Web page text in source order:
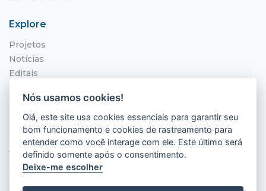
Explore
Projetos
Notícias
Editais
Localização
Hospital Universitário Onofre Lopes - HUOL
Av. Nilo Peçanha, 620 - Petrópolis
Natal - RN, 59012-300
Nós usamos cookies!
Olá, este site usa cookies essenciais para garantir seu
bom funcionamento e cookies de rastreamento para
entender como você interage com ele. Este último será
definido somente após o consentimento.
Deixe-me escolher